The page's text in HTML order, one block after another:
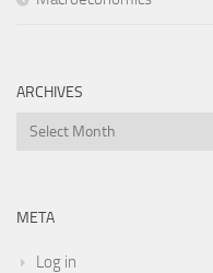
ARCHIVES
Archives
META
Log in